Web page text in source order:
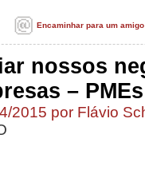
Encaminhar para um amigo
nossos
– PMEs
2015 por Flávio